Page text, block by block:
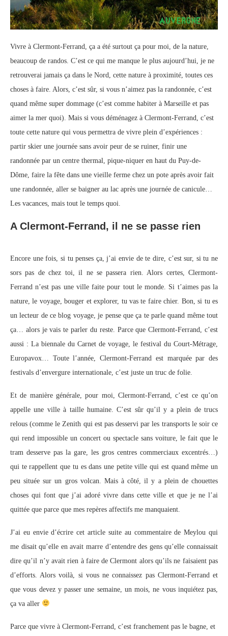
Vivre à Clermont-Ferrand, ça a été surtout ça pour moi, de la nature,
beaucoup de randos. C’est ce qui me manque le plus aujourd’hui, je ne
retrouverai jamais ça dans le Nord, cette nature à proximité, toutes ces
choses à faire. Alors, c’est sûr, si vous n’aimez pas la randonnée, c’est
quand même super dommage (c’est comme habiter à Marseille et pas
aimer la mer quoi). Mais si vous déménagez à Clermont-Ferrand, c’est
toute cette nature qui vous permettra de vivre plein d’expériences :
partir skier une journée sans avoir peur de se ruiner, finir une
randonnée par un centre thermal, pique-niquer en haut du Puy-de-
Dôme, faire la fête dans une vieille ferme chez un pote après avoir fait
une randonnée, aller se baigner au lac après une journée de canicule…
Les vacances, mais tout le temps quoi.
A Clermont-Ferrand, il ne se passe rien
Encore une fois, si tu penses ça, j’ai envie de te dire, c’est sur, si tu ne
sors pas de chez toi, il ne se passera rien. Alors certes, Clermont-
Ferrand n’est pas une ville faite pour tout le monde. Si t’aimes pas la
nature, le voyage, bouger et explorer, tu vas te faire chier. Bon, si tu es
un lecteur de ce blog voyage, je pense que ça te parle quand même tout
ça… alors je vais te parler du reste. Parce que Clermont-Ferrand, c’est
aussi : La biennale du Carnet de voyage, le festival du Court-Métrage,
Europavox… Toute l’année, Clermont-Ferrand est marquée par des
festivals d’envergure internationale, c’est juste un truc de folie.
Et de manière générale, pour moi, Clermont-Ferrand, c’est ce qu’on
appelle une ville à taille humaine. C’est sûr qu’il y a plein de trucs
relous (comme le Zenith qui est pas desservi par les transports le soir ce
qui rend impossible un concert ou spectacle sans voiture, le fait que le
tram desserve pas la gare, les gros centres commerciaux excentrés…)
qui te rappellent que tu es dans une petite ville qui est quand même un
peu située sur un gros volcan. Mais à côté, il y a plein de chouettes
choses qui font que j’ai adoré vivre dans cette ville et que je ne l’ai
quittée que parce que mes repères affectifs me manquaient.
J’ai eu envie d’écrire cet article suite au commentaire de Meylou qui
me disait qu’elle en avait marre d’entendre des gens qu’elle connaissait
dire qu’il n’y avait rien à faire de Clermont alors qu’ils ne faisaient pas
d’efforts. Alors voilà, si vous ne connaissez pas Clermont-Ferrand et
que vous devez y passer une semaine, un mois, ne vous inquiétez pas,
ça va aller
Parce que vivre à Clermont-Ferrand, c’est franchement pas le bagne, et